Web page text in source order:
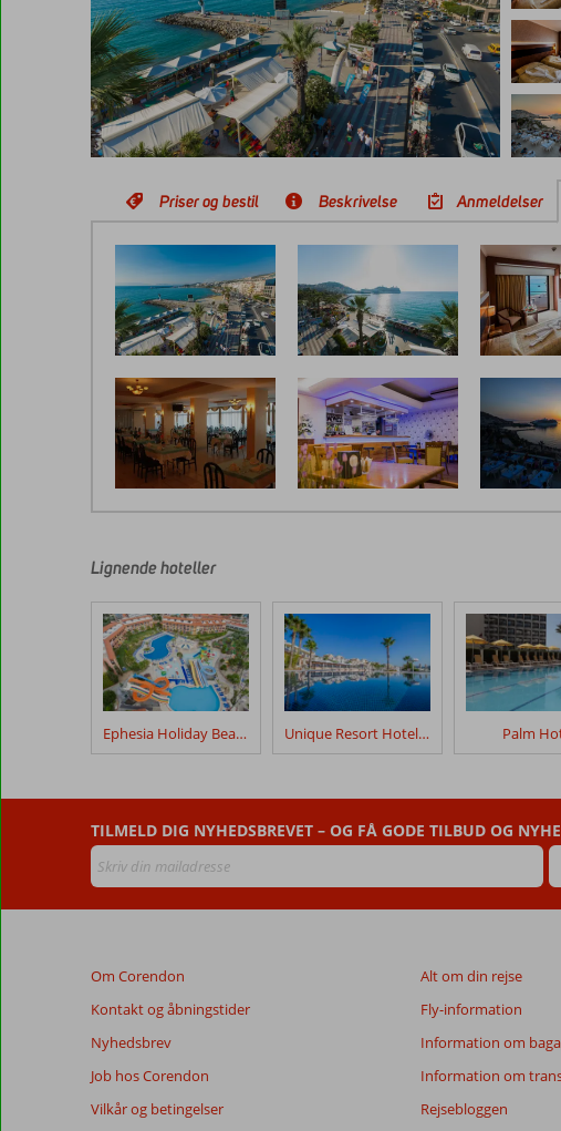
Priser og bestil Beskrivelse Anmeldelser
af
kunder
efter
deres
ophold
på
Hotel
Anmeldelser,
der
er
ældre
end
48
ikke
længere
for
at
sikre
relevansen
af
Lignende hoteller
Ephesia Holiday Beach Club Unique Resort Hotel Golf & Spa Palm
TILMELD DIG NYHEDSBREVET – OG FÅ GODE TILBUD OG
Om Corendon
Kontakt og åbningstider
Nyhedsbrev
Job hos Corendon
Vilkår og betingelser
Alt om din rejse
Fly-information
Information om
Information om
Rejsebloggen